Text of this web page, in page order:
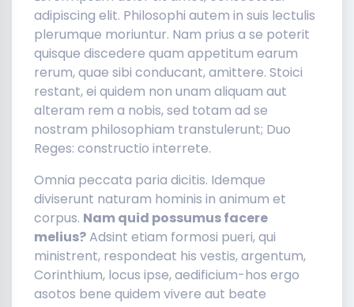
adipiscing elit. Philosophi autem in suis lectulis
plerumque moriuntur. Nam prius a se poterit
quisque discedere quam appetitum earum
rerum, quae sibi conducant, amittere. Stoici
restant, ei quidem non unam aliquam aut
alteram rem a nobis, sed totam ad se
nostram philosophiam transtulerunt; Duo
Reges: constructio interrete.
Omnia peccata paria dicitis. Idemque
diviserunt naturam hominis in animum et
corpus. Nam quid possumus facere
melius?Adsint etiam formosi pueri, qui
ministrent, respondeat his vestis, argentum,
Corinthium, locus ipse, aedificium-hos ergo
asotos bene quidem vivere aut beate